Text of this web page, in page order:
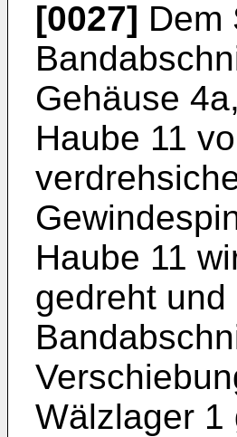
[0027] Dem
Gehäuse
Haube 11
Haube 11
gedreht
Wälzlager 1